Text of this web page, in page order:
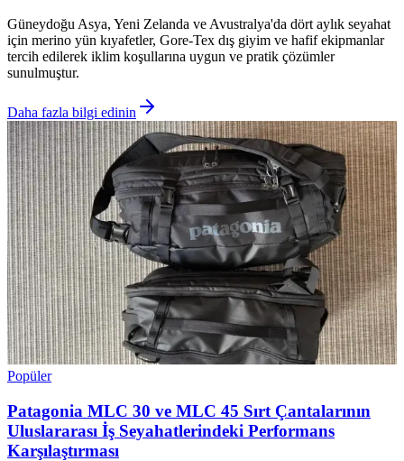
Güneydoğu Asya, Yeni Zelanda ve Avustralya'da dört aylık seyahat
için merino yün kıyafetler, Gore-Tex dış giyim ve hafif ekipmanlar
tercih edilerek iklim koşullarına uygun ve pratik çözümler
sunulmuştur.
Daha fazla bilgi edinin
Popüler
Patagonia MLC 30 ve MLC 45 Sırt Çantalarının
Uluslararası İş Seyahatlerindeki Performans
Karşılaştırması